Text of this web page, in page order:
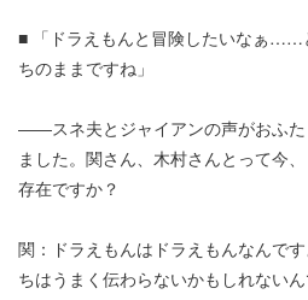
■ 「ドラえもんと冒険したいなぁ……
ちのままですね」
――スネ夫とジャイアンの声がおふた
ました。関さん、木村さんとって今
存在ですか？
関：ドラえもんはドラえもんなんで
ちはうまく伝わらないかもしれない